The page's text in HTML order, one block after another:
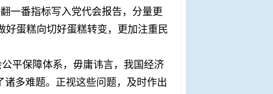
一番指标写入党代会报告，分量更
好蛋糕向切好蛋糕转变，更加注重民
平保障体系，毋庸讳言，我国经济
多难题。正视这些问题，及时作出